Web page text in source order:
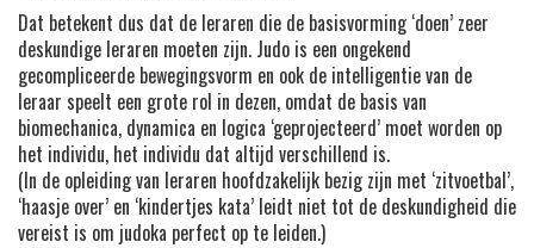
Dat betekent dus dat de leraren die de basisvorming ‘doen’ zeer
deskundige leraren moeten zijn. Judo is een ongekend
gecompliceerde bewegingsvorm en ook de intelligentie van de
leraar speelt een grote rol in dezen, omdat de basis van
biomechanica, dynamica en logica ‘geprojecteerd’ moet worden op
het individu, het individu dat altijd verschillend is.
(In de opleiding van leraren hoofdzakelijk bezig zijn met ‘zitvoetbal’,
‘haasje over’ en ‘kindertjes kata’ leidt niet tot de deskundigheid die
vereist is om judoka perfect op te leiden.)